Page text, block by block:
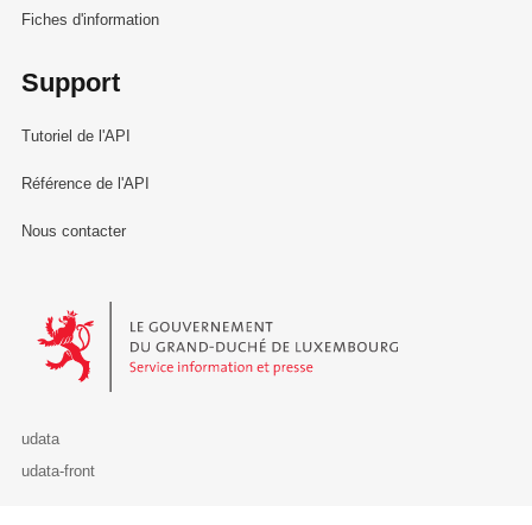
Fiches d'information
Support
Tutoriel de l'API
Référence de l'API
Nous contacter
Le Gouvernement du Grand-Duché de Luxembourg - Service
udata
udata-front